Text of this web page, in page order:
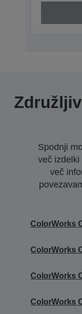
Spodnji
več izdelki
več
ColorWorks
ColorWorks
ColorWorks
ColorWorks